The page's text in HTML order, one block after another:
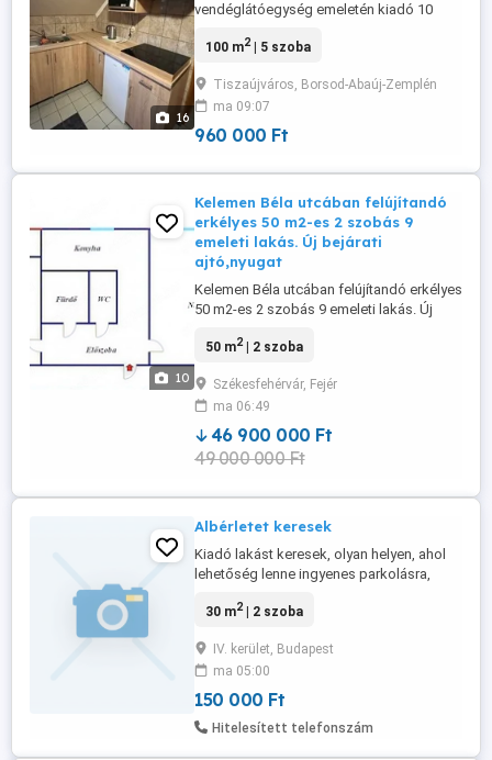
16
vendéglátóegység emeletén kiadó 10
kialakított 5 szobás lakás, mely
A lakás paraméterei: - utcafrontról külön
bejárattal megközelíthető - 5 szoba,
konyha + étkező, 2 zuhanyzó + 2 mosdó,
100 m2| 5 szoba
Tiszaújváros, Borsod-Abaúj-Zemplén
ma 09:07
960 000 Ft
10
Kelemen Béla utcában felújítandó
erkélyes 50 m2-es 2 szobás 9
emeleti lakás. Új bejárati
ajtó,nyugat
Kelemen Béla utcában felújítandó erkélyes
50 m2-es 2 szobás 9 emeleti lakás. Új
gyorsan költőzhető üres állapotú lakás.
tavakra és a Vértesre. Építés éve:1986
Parkolás ingyenes, panelprogram
megvolt, közös költség 7500 hó Irányár
Az ...
50 m2| 2 szoba
Székesfehérvár, Fejér
ma 06:49
46 900 000 Ft
49 000 000 Ft
Albérletet keresek
Kiadó lakást keresek, olyan helyen, ahol
lehetőség lenne ingyenes parkolásra,
vendégeket fogadnék. 43 éves, dolgozó
30 m2| 2 szoba
IV. kerület, Budapest
ma 05:00
150 000 Ft
Hitelesített telefonszám